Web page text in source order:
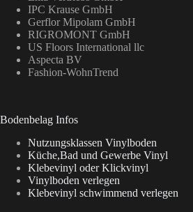
IPC Krause GmbH
Gerflor Mipolam GmbH
RIGROMONT GmbH
US Floors International llc
Aspecta BV
Fashion-WohnTrend
Bodenbelag Infos
Nutzungsklassen Vinylboden
Küche,Bad und Gewerbe Vinyl
Klebevinyl oder Klickvinyl
Vinylboden verlegen
Klebevinyl schwimmend verlegen